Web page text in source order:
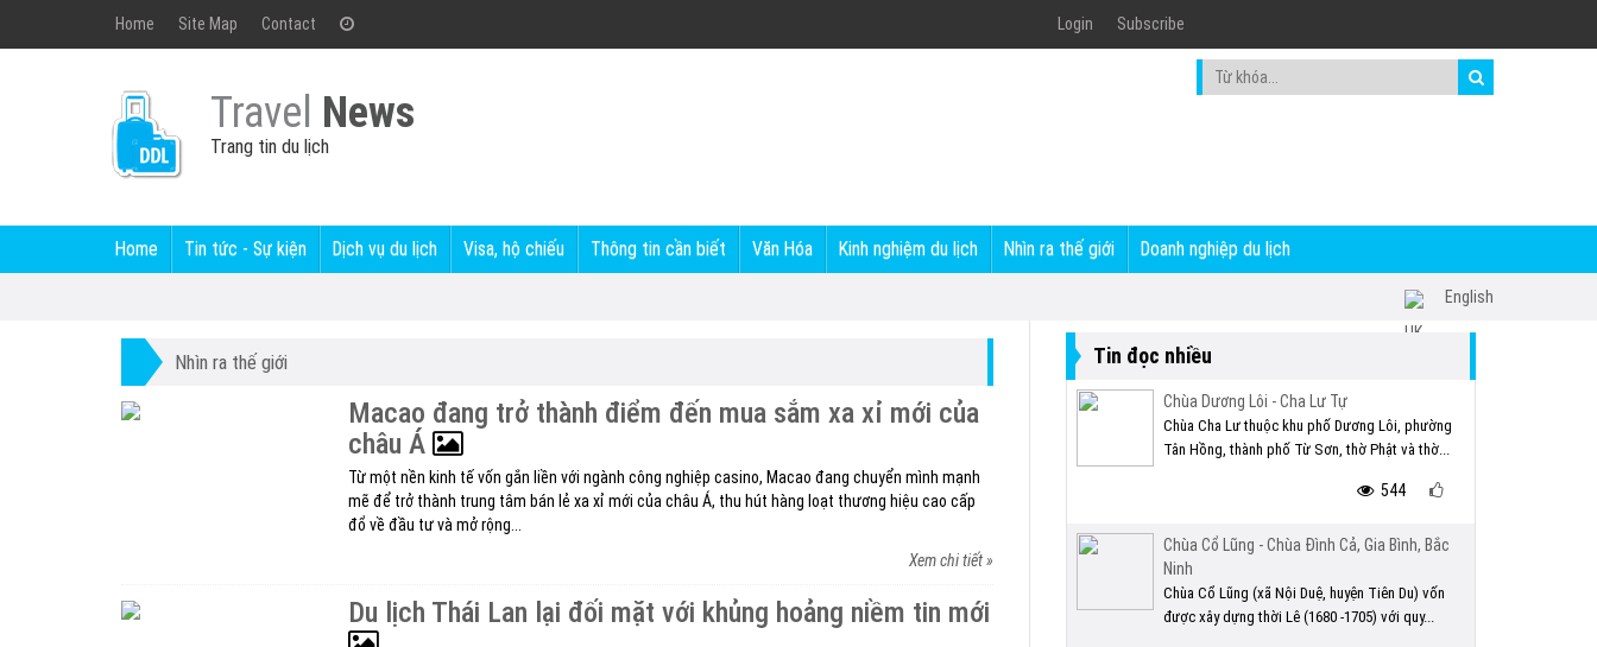
Home Site Map Contact Login Subscribe
Travel News
Trang tin du lịch
Home Tin tức - Sự kiện Dịch vụ du lịch Visa, hộ chiếu Thông tin cần biết Văn Hóa Kinh nghiệm du lịch Nhìn ra thế giới Doanh nghiệp du lịch
English
Nhìn ra thế giới
Macao đang trở thành điểm đến mua sắm xa xỉ mới của
châu Á
Từ một nền kinh tế vốn gắn liền với ngành công nghiệp casino, Macao đang chuyển mình mạnh
mẽ để trở thành trung tâm bán lẻ xa xỉ mới của châu Á, thu hút hàng loạt thương hiệu cao cấp
đổ về đầu tư và mở rộng...
Xem chi tiết »
Du lịch Thái Lan lại đối mặt với khủng hoảng niềm tin mới
Tin đọc nhiều
Chùa Dương Lôi - Cha Lư Tự
Chùa Cha Lư thuộc khu phố Dương Lôi, phường
Tân Hồng, thành phố Từ Sơn, thờ Phật và thờ...
544
Chùa Cổ Lũng - Chùa Đình Cả, Gia Bình, Bắc
Ninh
Chùa Cổ Lũng (xã Nội Duệ, huyện Tiên Du) vốn
được xây dựng thời Lê (1680 -1705) với quy...